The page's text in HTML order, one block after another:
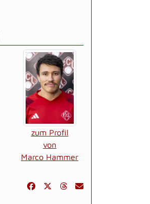
zum Profil
von
Marco Hammer